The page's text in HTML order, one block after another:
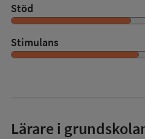
Stöd
Stimulans
Lärare i